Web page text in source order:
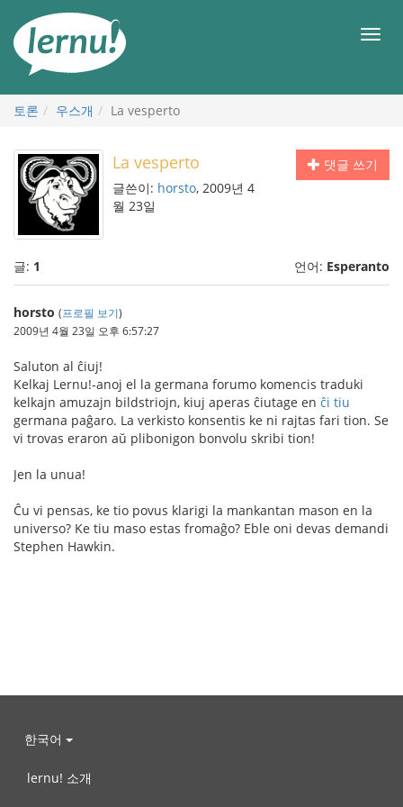
메
토론 우스개 La vesperto
댓글 쓰기
La vesperto
글쓴이: horsto, 2009년 4
월 23일
글: 1 언어: Esperanto
horsto (프로필 보기)
2009년 4월 23일 오후 6:57:27
Saluton al ĉiuj!
Kelkaj Lernu!-anoj el la germana forumo komencis traduki
kelkajn amuzajn bildstriojn, kiuj aperas ĉiutage en ĉi tiu
germana paĝaro. La verkisto konsentis ke ni rajtas fari tion. Se
vi trovas eraron aŭ plibonigon bonvolu skribi tion!
Jen la unua!
Ĉu vi pensas, ke tio povus klarigi la mankantan mason en la
universo? Ke tiu maso estas fromaĝo? Eble oni devas demandi
Stephen Hawkin.
한국어
lernu! 소개